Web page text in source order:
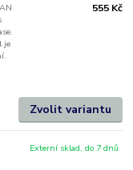
je
555 Kč
Zvolit variantu
Externí sklad, do 7 dnů